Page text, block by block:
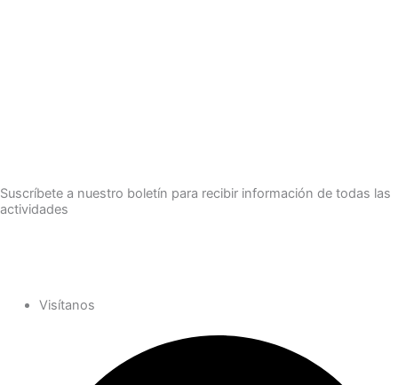
Suscríbete a nuestro boletín para recibir información de todas las
actividades
Visítanos